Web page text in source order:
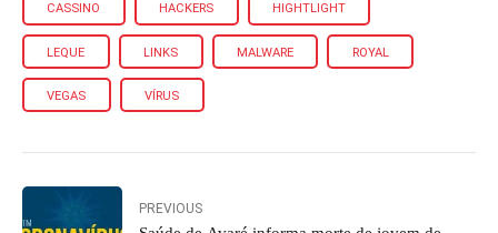
CASSINO HACKERS HIGHTLIGHT
LEQUE LINKS MALWARE ROYAL
VEGAS VÍRUS
PREVIOUS